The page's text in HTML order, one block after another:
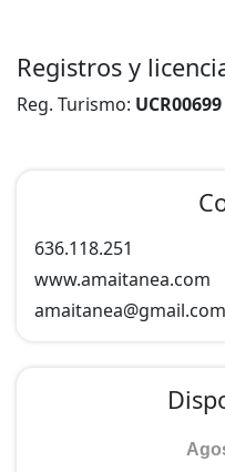
Registros y
Reg. Turismo: UCR00699
636.118.251
www.amaitanea.com
amaitanea@gmail.com